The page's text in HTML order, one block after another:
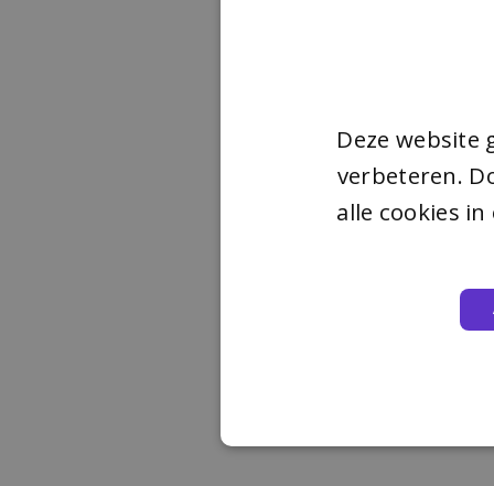
Deze
verbeteren.
alle cookies